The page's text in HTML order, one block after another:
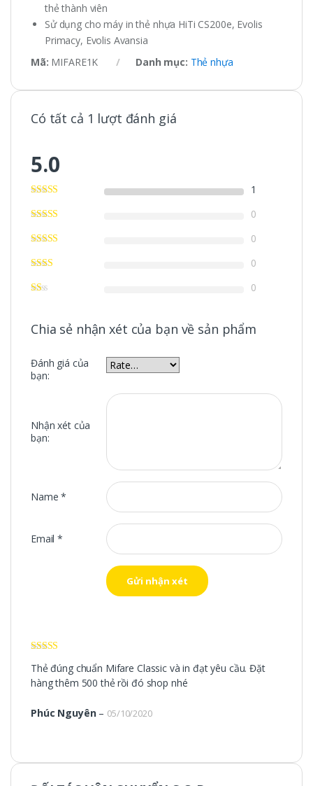
thẻ thành viên
Sử dụng cho máy in thẻ nhựa HiTi CS200e, Evolis
Primacy, Evolis Avansia
Mã: MIFARE1K Danh mục: Thẻ nhựa
Có tất cả 1 lượt đánh giá
5.0
1
0
0
0
0
Chia sẻ nhận xét của bạn về sản phẩm
Đánh giá của
bạn:
Nhận xét của
bạn:
Name*
Email*
hạng55 sao
Thẻ đúng chuẩn Mifare Classic và in đạt yêu cầu. Đặt
hàng thêm 500 thẻ rồi đó shop nhé
Phúc Nguyên– 05/10/2020